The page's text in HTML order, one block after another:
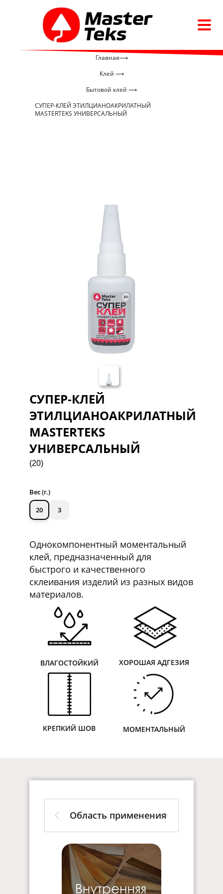
Главная⟶
Клей ⟶
Бытовой клей ⟶
СУПЕР-КЛЕЙ ЭТИЛЦИАНОАКРИЛАТНЫЙ
MASTERTEKS УНИВЕРСАЛЬНЫЙ
СУПЕР-КЛЕЙ
ЭТИЛЦИАНОАКРИЛАТНЫЙ
MASTERTEKS
УНИВЕРСАЛЬНЫЙ
(20)
Вес (г.)
20
3
Однокомпонентный моментальный
клей, предназначенный для
быстрого и качественного
склеивания изделий из разных видов
материалов.
ВЛАГОСТОЙКИЙ ХОРОШАЯ АДГЕЗИЯ
КРЕПКИЙ ШОВ МОМЕНТАЛЬНЫЙ
Область применения